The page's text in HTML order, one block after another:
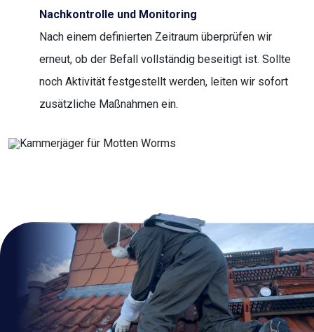
Nachkontrolle und Monitoring
Nach einem definierten Zeitraum überprüfen wir
erneut, ob der Befall vollständig beseitigt ist. Sollte
noch Aktivität festgestellt werden, leiten wir sofort
zusätzliche Maßnahmen ein.